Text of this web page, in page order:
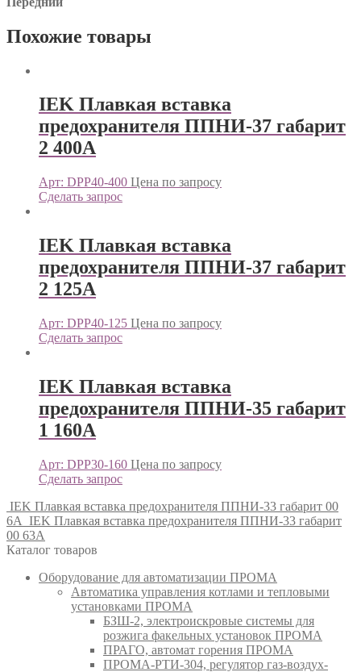
Похожие товары
IEK Плавкая вставка
предохранителя ППНИ-37 габарит
2 400А
Арт: DPP40-400 Цена по запросу
Сделать запрос
IEK Плавкая вставка
предохранителя ППНИ-37 габарит
2 125А
Арт: DPP40-125 Цена по запросу
Сделать запрос
IEK Плавкая вставка
предохранителя ППНИ-35 габарит
1 160А
Арт: DPP30-160 Цена по запросу
Сделать запрос
IEK Плавкая вставка предохранителя ППНИ-33 габарит 00
6А IEK Плавкая вставка предохранителя ППНИ-33 габарит
00 63А
Каталог товаров
Оборудование для автоматизации ПРОМА
Автоматика управления котлами и тепловыми
установками ПРОМА
БЗШ-2, электроискровые системы для
розжига факельных установок ПРОМА
ПРАГО, автомат горения ПРОМА
ПРОМА-РТИ-304, регулятор газ-воздух-